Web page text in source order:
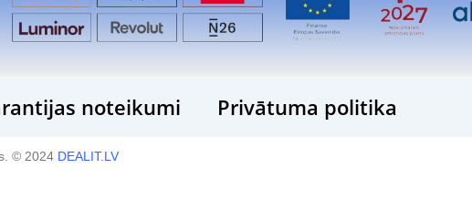
noteikumi Privātuma politika
© 2024 DEALIT.LV